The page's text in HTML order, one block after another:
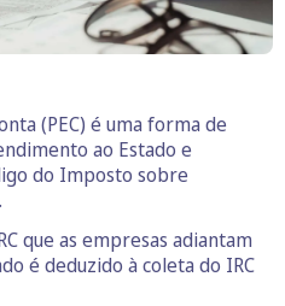
(PEC) é uma forma de
ao Estado e
do Imposto sobre
que as empresas adiantam
é deduzido à coleta do IRC